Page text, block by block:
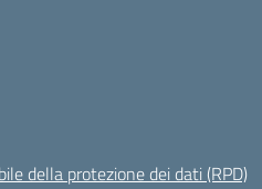
della protezione dei dati (RPD)